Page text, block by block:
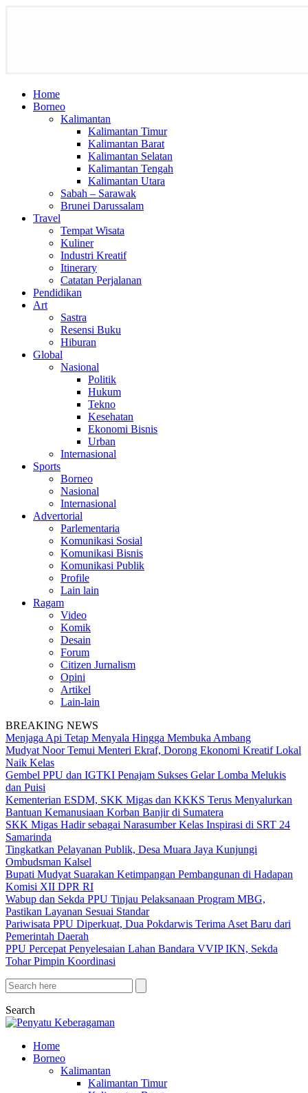
Home
Borneo
Kalimantan
Kalimantan Timur
Kalimantan Barat
Kalimantan Selatan
Kalimantan Tengah
Kalimantan Utara
Sabah – Sarawak
Brunei Darussalam
Travel
Tempat Wisata
Kuliner
Industri Kreatif
Itinerary
Catatan Perjalanan
Pendidikan
Art
Sastra
Resensi Buku
Hiburan
Global
Nasional
Politik
Hukum
Tekno
Kesehatan
Ekonomi Bisnis
Urban
Internasional
Sports
Borneo
Nasional
Internasional
Advertorial
Parlementaria
Komunikasi Sosial
Komunikasi Bisnis
Komunikasi Publik
Profile
Lain lain
Ragam
Video
Komik
Desain
Forum
Citizen Jurnalism
Opini
Artikel
Lain-lain
BREAKING NEWS
Menjaga Api Tetap Menyala Hingga Membuka Ambang
Mudyat Noor Temui Menteri Ekraf, Dorong Ekonomi Kreatif Lokal
Naik Kelas
Gembel PPU dan IGTKI Penajam Sukses Gelar Lomba Melukis
dan Puisi
Kementerian ESDM, SKK Migas dan KKKS Terus Menyalurkan
Bantuan Kemanusiaan Korban Banjir di Sumatera
SKK Migas Hadir sebagai Narasumber Kelas Inspirasi di SRT 24
Samarinda
Tingkatkan Pelayanan Publik, Desa Muara Jaya Kunjungi
Ombudsman Kalsel
Bupati Mudyat Suarakan Ketimpangan Pembangunan di Hadapan
Komisi XII DPR RI
Wabup dan Sekda PPU Tinjau Pelaksanaan Program MBG,
Pastikan Layanan Sesuai Standar
Pariwisata PPU Diperkuat, Dua Pokdarwis Terima Aset Baru dari
Pemerintah Daerah
PPU Percepat Penyelesaian Lahan Bandara VVIP IKN, Sekda
Tohar Pimpin Koordinasi
Search
Home
Borneo
Kalimantan
Kalimantan Timur